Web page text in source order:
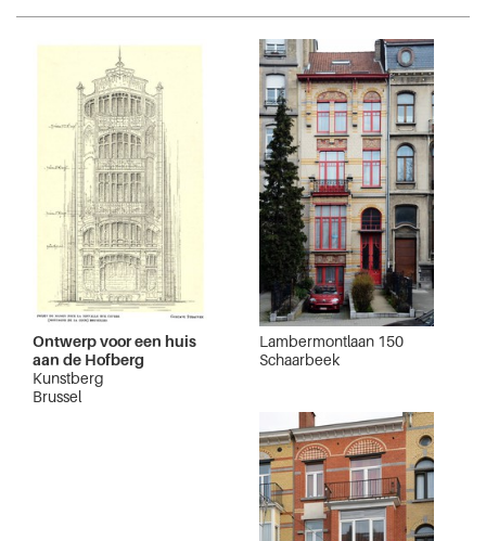
Ontwerp voor een huis
aan de Hofberg
Kunstberg
Brussel
Lambermontlaan 150
Schaarbeek